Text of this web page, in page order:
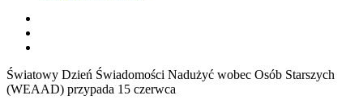
Światowy Dzień Świadomości Nadużyć wobec Osób Starszych
(WEAAD) przypada 15 czerwca